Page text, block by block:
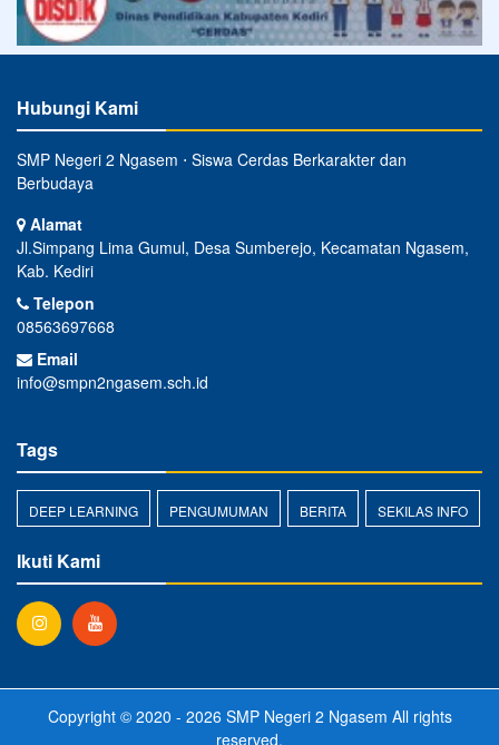
Hubungi Kami
SMP Negeri 2 Ngasem ⋅ Siswa Cerdas Berkarakter dan
Berbudaya
Alamat
Jl.Simpang Lima Gumul, Desa Sumberejo, Kecamatan Ngasem,
Kab. Kediri
Telepon
08563697668
Email
info@smpn2ngasem.sch.id
Tags
DEEP LEARNING PENGUMUMAN BERITA SEKILAS INFO
Ikuti Kami
Copyright © 2020 - 2026 SMP Negeri 2 Ngasem All rights
reserved.